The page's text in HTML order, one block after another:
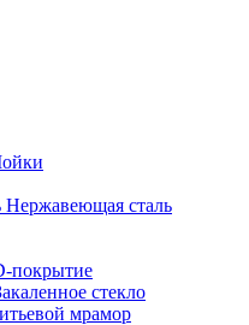
Нержавеющая сталь
покрытие
стекло
мрамор